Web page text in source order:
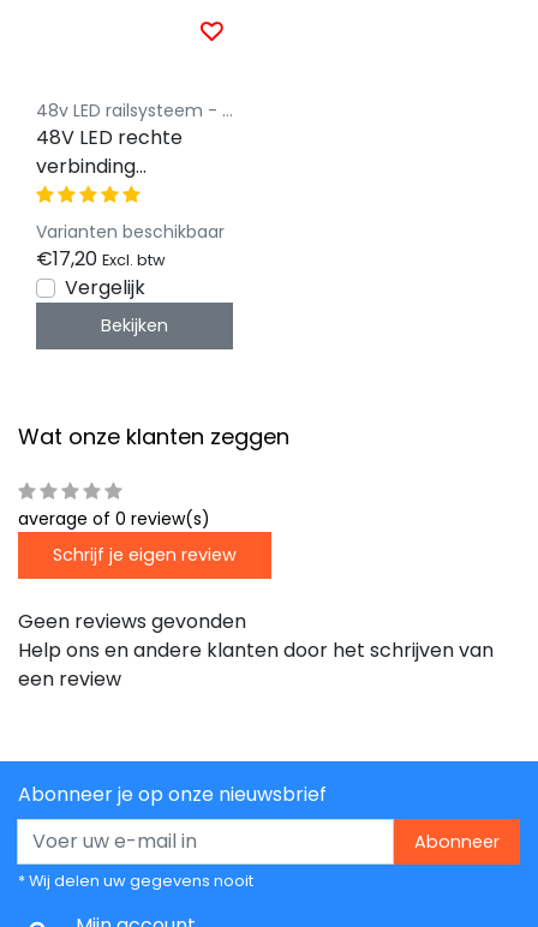
48v LED railsysteem - Powergear
48V LED rechte
verbinding
Connector -Zwart
Varianten beschikbaar
€17,20 Excl. btw
Vergelijk
Bekijken
Wat onze klanten zeggen
average of 0 review(s)
Schrijf je eigen review
Geen reviews gevonden
Help ons en andere klanten door het schrijven van
een review
Abonneer je op onze nieuwsbrief
Abonneer
* Wij delen uw gegevens nooit